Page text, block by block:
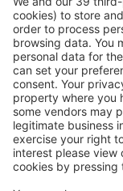
Download